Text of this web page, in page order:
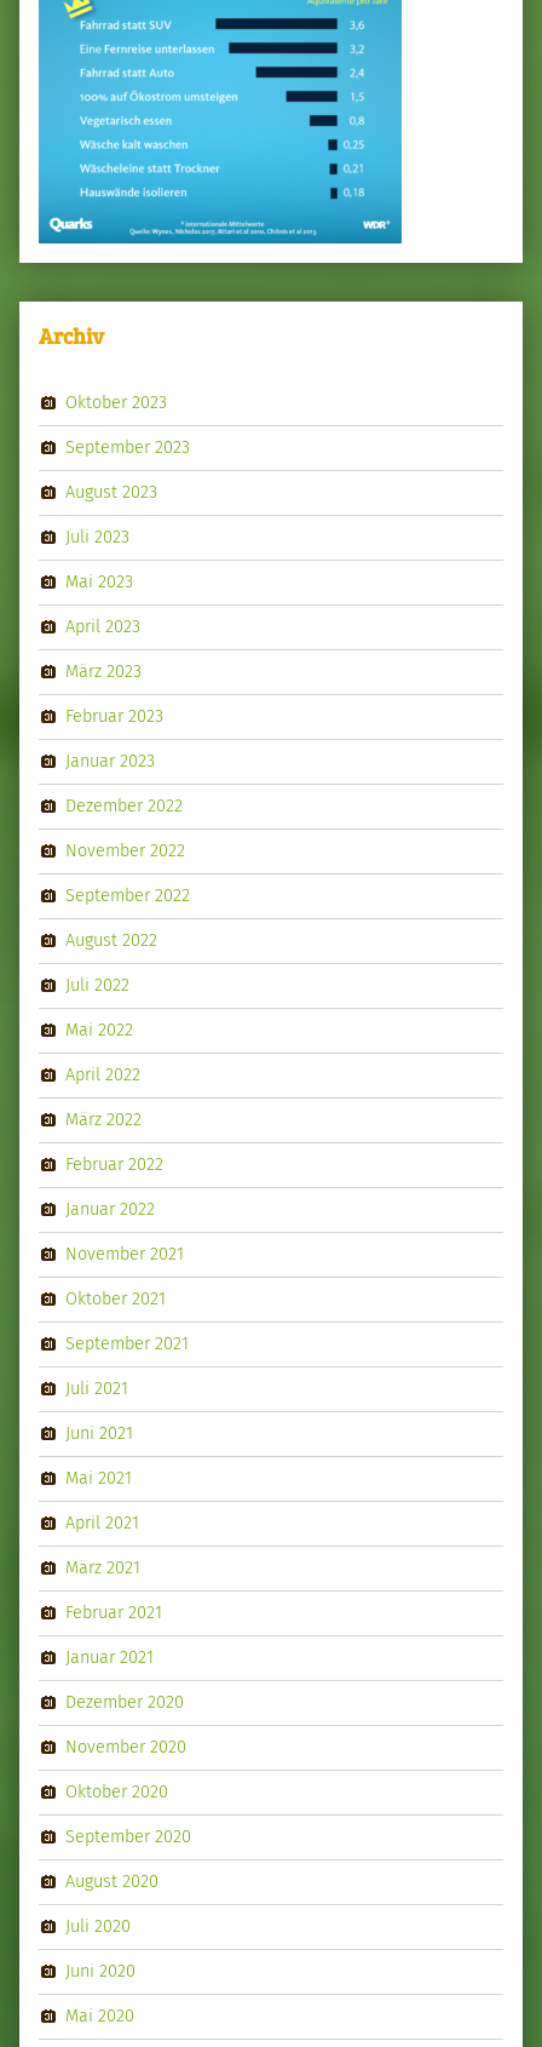
Archiv
Oktober 2023
September 2023
August 2023
Juli 2023
Mai 2023
April 2023
März 2023
Februar 2023
Januar 2023
Dezember 2022
November 2022
September 2022
August 2022
Juli 2022
Mai 2022
April 2022
März 2022
Februar 2022
Januar 2022
November 2021
Oktober 2021
September 2021
Juli 2021
Juni 2021
Mai 2021
April 2021
März 2021
Februar 2021
Januar 2021
Dezember 2020
November 2020
Oktober 2020
September 2020
August 2020
Juli 2020
Juni 2020
Mai 2020